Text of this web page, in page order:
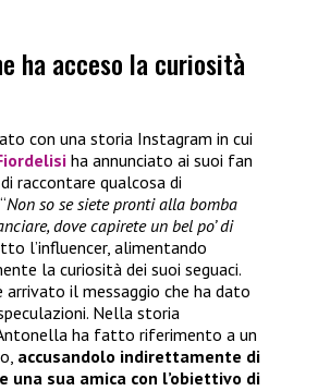
ha acceso la curiosità
con una storia Instagram in cui
ha annunciato ai suoi fan
raccontare qualcosa di
Non so se siete pronti alla bomba
dove capirete un bel po’ di
l’influencer, alimentando
la curiosità dei suoi seguaci.
arrivato il messaggio che ha dato
Nella storia
ha fatto riferimento a un
accusandolo indirettamente di
una sua amica con l’obiettivo di